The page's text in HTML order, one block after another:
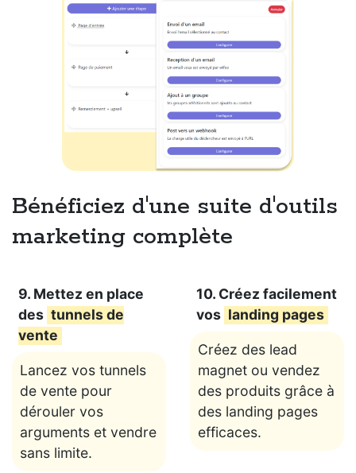
Bénéficiez d'une suite d'outils
marketing complète
9. Mettez en place
des tunnels de
vente
Lancez vos tunnels
de vente pour
dérouler vos
arguments et vendre
sans limite.
10. Créez facilement
vos landing pages
Créez des lead
magnet ou vendez
des produits grâce à
des landing pages
efficaces.